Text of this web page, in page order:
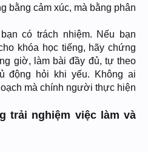
bằng cảm xúc, mà bằng phân
có trách nhiệm. Nếu bạn
khóa học tiếng, hãy chứng
giờ, làm bài đầy đủ, tự theo
động hỏi khi yếu. Không ai
mà chính người thực hiện
trải nghiệm việc làm và